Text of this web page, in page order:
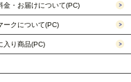
金・お届けについて(PC)
ークについて(PC)
入り商品(PC)